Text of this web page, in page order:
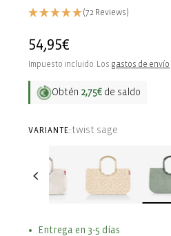
(72 Reviews)
Precio
habitual
54,95€
Impuesto incluido. Los gastos de envío
Obtén 2,75€ de saldo
VARIANTE: twist sage
Entrega en 3-5 días